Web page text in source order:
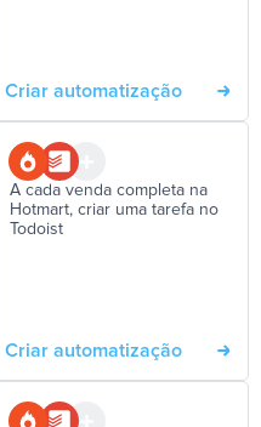
Criar automatização
A cada venda completa na
Hotmart, criar uma tarefa no
Todoist
Criar automatização